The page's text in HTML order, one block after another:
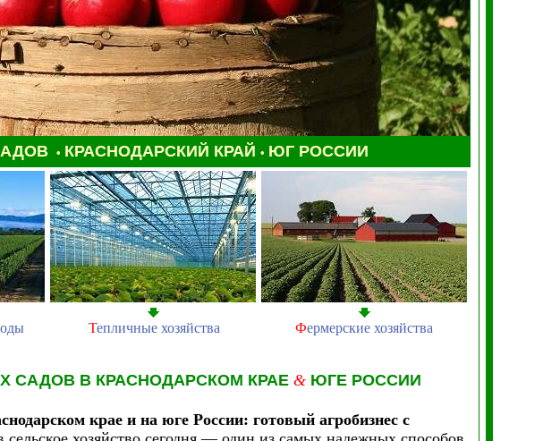
• КРАСНОДАРСКИЙ КРАЙ • ЮГ РОССИИ
Тепличные хозяйства Фермерские хозяйства
САДОВ В КРАСНОДАРСКОМ КРАЕ & ЮГЕ РОССИИ
крае и на юге России: готовый агробизнес с